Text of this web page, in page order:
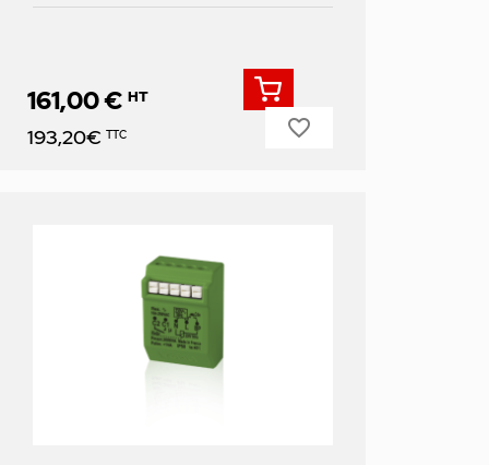
Prix
161,00 € HT
193,20€ TTC favorite_border